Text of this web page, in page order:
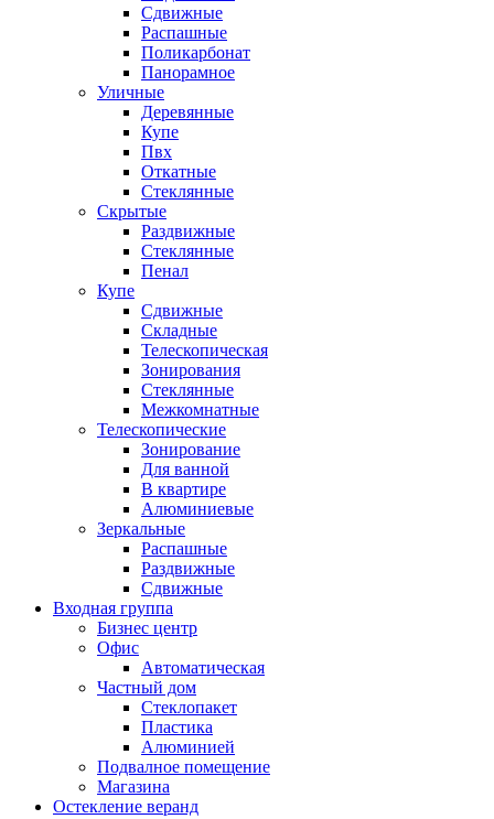
Сдвижные
Распашные
Поликарбонат
Панорамное
Уличные
Деревянные
Купе
Пвх
Откатные
Стеклянные
Скрытые
Раздвижные
Стеклянные
Пенал
Купе
Сдвижные
Складные
Телескопическая
Зонирования
Стеклянные
Межкомнатные
Телескопические
Зонирование
Для ванной
В квартире
Алюминиевые
Зеркальные
Распашные
Раздвижные
Сдвижные
Входная группа
Бизнес центр
Офис
Автоматическая
Частный дом
Стеклопакет
Пластика
Алюминией
Подвалное помещение
Магазина
Остекление веранд